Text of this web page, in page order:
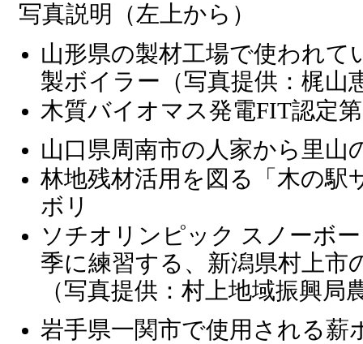
写真説明（左上から）
山形県の製材工場で使われ
製ボイラー（写真提供：梶山
木質バイオマス発電FIT認定
山口県周南市の人家から里山
林地残材活用を図る「木の駅
ボリ
ソチオリンピック スノーボ
季に練習する、新潟県村上市
（写真提供：村上地域振興局
岩手県一関市で使用される薪